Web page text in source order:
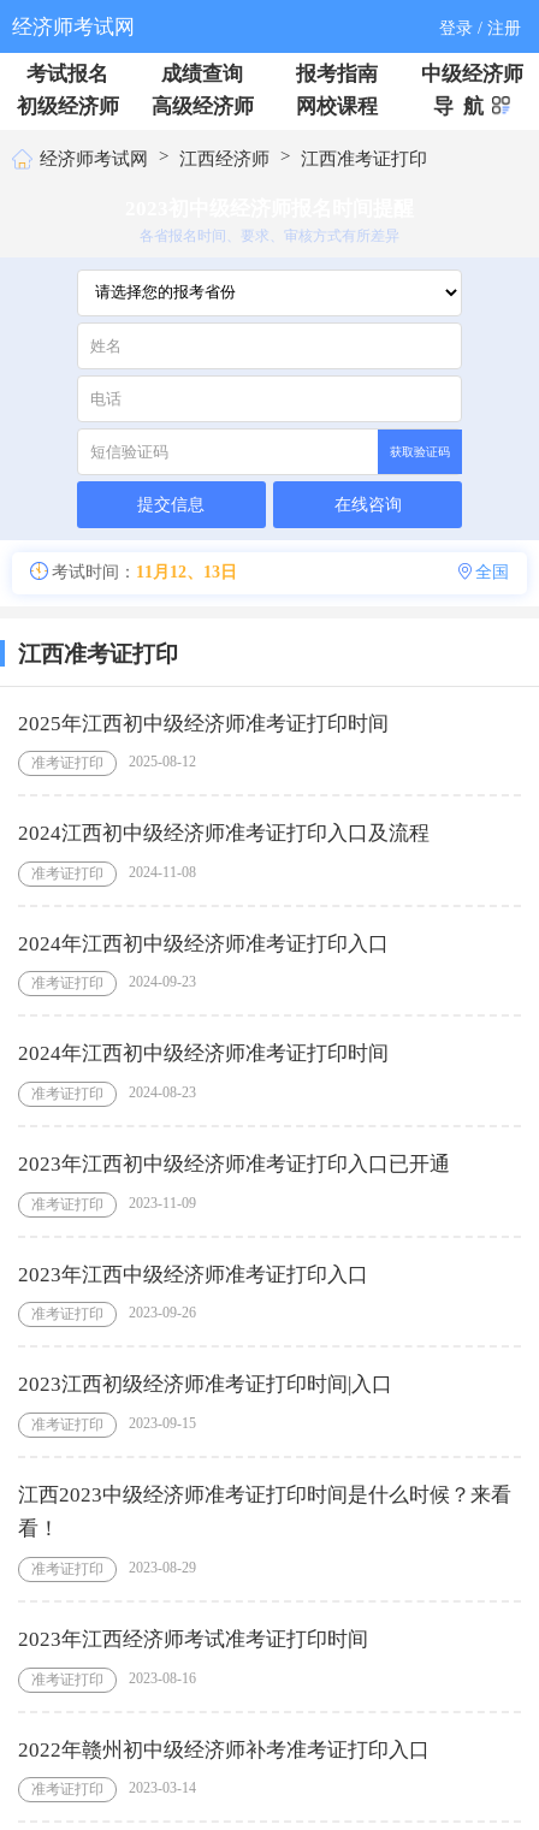
经济师考试网 登录 / 注册
考试报名 成绩查询 报考指南
中级经济师
初级经济师
高级经济师 网校课程 导 航
经济师考试网 > 江西经济师 > 江西准考证打印
各省报名时间、要求、审核方式有所差异
获取验证码
提交信息 在线咨询
考试时间： 11月12、13日 全国
江西准考证打印
2025年江西初中级经济师准考证打印时间
准考证打印 2025-08-12
2024江西初中级经济师准考证打印入口及流程
准考证打印 2024-11-08
2024年江西初中级经济师准考证打印入口
准考证打印 2024-09-23
2024年江西初中级经济师准考证打印时间
准考证打印 2024-08-23
2023年江西初中级经济师准考证打印入口已开通
准考证打印 2023-11-09
2023年江西中级经济师准考证打印入口
准考证打印 2023-09-26
2023江西初级经济师准考证打印时间|入口
准考证打印 2023-09-15
江西2023中级经济师准考证打印时间是什么时候？来看
看！
准考证打印 2023-08-29
2023年江西经济师考试准考证打印时间
准考证打印 2023-08-16
2022年赣州初中级经济师补考准考证打印入口
准考证打印 2023-03-14